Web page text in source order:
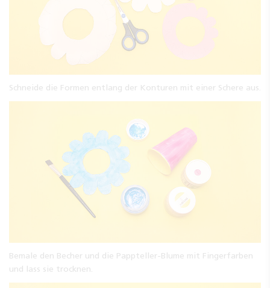
Schneide die Formen entlang der Konturen mit einer Schere aus.
Bemale den Becher und die Pappteller-Blume mit Fingerfarben
und lass sie trocknen.